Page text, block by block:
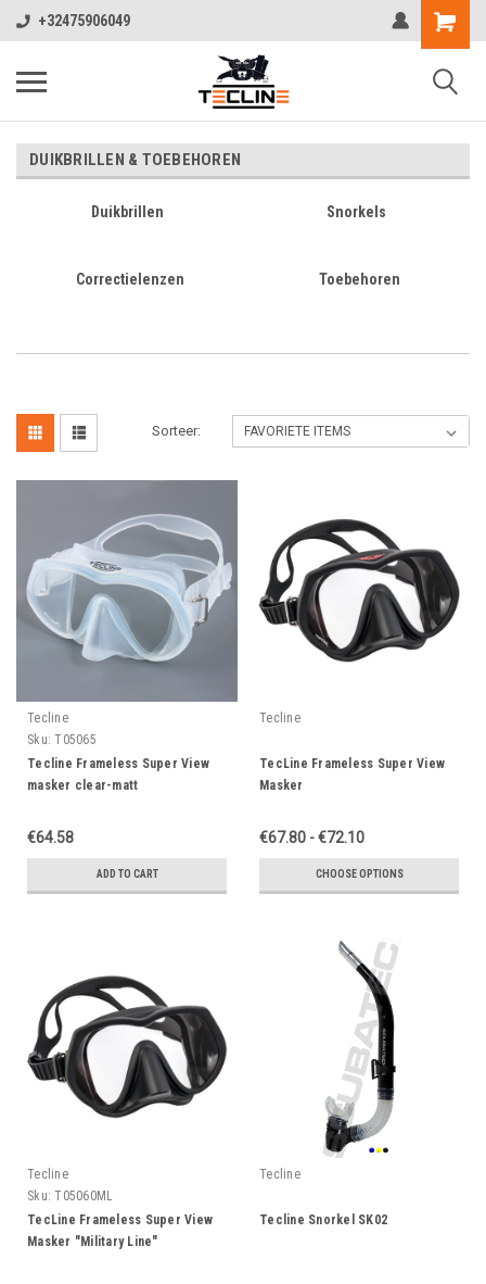
+32475906049
DUIKBRILLEN & TOEBEHOREN
Duikbrillen Snorkels
Correctielenzen Toebehoren
Sorteer:
Tecline
Sku: T05065
Tecline Frameless Super View
masker clear-matt
€64.58
ADD TO CART
Tecline
TecLine Frameless Super View
Masker
€67.80 - €72.10
CHOOSE OPTIONS
Tecline
Sku: T05060ML
TecLine Frameless Super View
Masker "Military Line"
Tecline
Tecline Snorkel SK02